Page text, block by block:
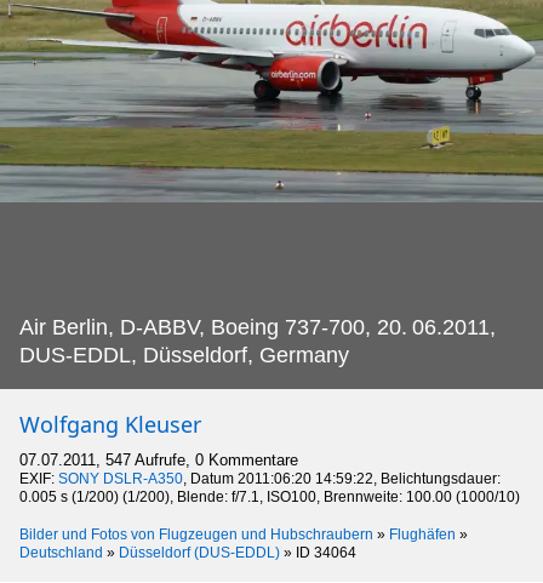
Air Berlin, D-ABBV, Boeing 737-700, 20. 06.2011,
DUS-EDDL, Düsseldorf, Germany
Wolfgang Kleuser
07.07.2011, 547 Aufrufe, 0 Kommentare
EXIF: SONY DSLR-A350, Datum 2011:06:20 14:59:22, Belichtungsdauer:
0.005 s (1/200) (1/200), Blende: f/7.1, ISO100, Brennweite: 100.00 (1000/10)
Bilder und Fotos von Flugzeugen und Hubschraubern » Flughäfen »
Deutschland » Düsseldorf (DUS-EDDL) » ID 34064